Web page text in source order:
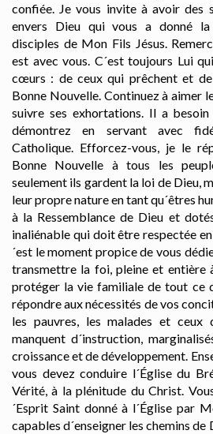
confiée. Je vous invite à avoir des
envers Dieu qui vous a donné
disciples de Mon Fils Jésus.
est avec vous. C´est toujours Lui
cœurs : de ceux qui prêchent et
Bonne Nouvelle. Continuez à aimer
suivre ses exhortations. Il a
démontrez en servant avec
Catholique. Efforcez-vous, je le
Bonne Nouvelle à tous les
seulement ils gardent la loi de Dieu,
leur propre nature en tant qu´êtres
à la Ressemblance de Dieu et
inaliénable qui doit être respectée
´est le moment propice de vous
transmettre la foi, pleine et entière
protéger la vie familiale de tout ce
répondre aux nécessités de vos
les pauvres, les malades et ceux
manquent d´instruction,
croissance et de développement.
vous devez conduire l´Église du
Vérité, à la plénitude du Christ.
´Esprit Saint donné à l´Église par
capables d´enseigner les chemins de